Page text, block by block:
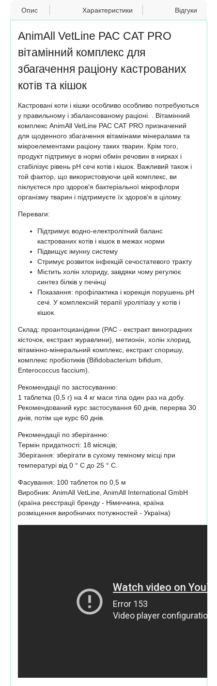
Опис Характеристики Відгуки
AnimAll VetLine PAC CAT PRO
вітамінний комплекс для
збагачення раціону кастрованих
котів та кішок
Кастровані коти і кішки особливо особливо потребуються
у правильному і збалансованому раціоні. . Вітамінний
комплекс AnimAll VetLine PAC CAT PRO призначений
для щоденного збагачення вітамінами мінералами та
мікроелементами раціону таких тварин. Крім того,
продукт підтримує в нормі обмін речовин в нирках і
стабілізує рівень рН сечі котів і кішок. Важливий також і
той фактор, що використовуючи цей комплекс, ви
піклуєтеся про здоров'я бактеріальної мікрофлори
організму тварин і підтримуєте їх здоров'я в цілому.
Переваги:
Підтримує водно-електролітний баланс
кастрованих котів і кішок в межах норми
Підвищує імунну систему
Стримує розвиток інфекцій сечостатевого тракту
Містить холін хлориду, завдяки чому регулює
синтез білків у печінці
Показання: профілактика і корекція порушень рН
сечі. У комплексній терапії уролітіазу у котів і
кішок.
Склад: проантоцианідини (PAC - екстракт виноградних
кісточок, екстракт журавлини), метионін, холін хлорид,
вітамінно-мінеральний комплекс, екстракт споришу,
комплекс пробіотиків (Bifidobacterium bifidum,
Enterococcus faccium).
Рекомендації по застосуванню:
1 таблетка (0,5 г) на 4 кг маси тіла один раз на добу.
Рекомендований курс застосування 60 днів, перерва 30
днів, потім ще курс 60 днів.
Рекомендації по зберіганню:
Термін придатності: 18 місяців;
Зберігання: зберігати в сухому темному місці при
температурі від 0 ° C до 25 ° C.
Фасування: 100 таблеток по 0,5 м
Виробник: AnimAll VetLine, AnimAll International GmbH
(країна реєстрації бренду - Німеччина, країна
розміщення виробничих потужностей - Україна)